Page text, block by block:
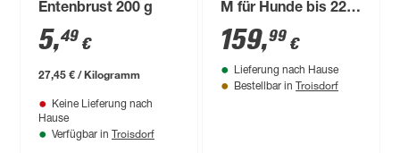
Entenbrust 200 g
5,49 €
27,45 € / Kilogramm
Keine Lieferung nach
Hause
Verfügbar in Troisdorf
M für Hunde bis 22
kg faltbar
grau/schwarz 63 ×
95/132 × 90 cm
159,99 €
Lieferung nach Hause
Bestellbar in Troisdorf